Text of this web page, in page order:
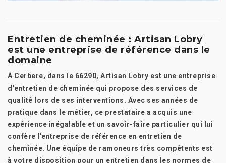
Entretien de cheminée : Artisan Lobry
est une entreprise de référence dans le
domaine
À Cerbere, dans le 66290, Artisan Lobry est une entreprise
d’entretien de cheminée qui propose des services de
qualité lors de ses interventions. Avec ses années de
pratique dans le métier, ce prestataire a acquis une
expérience inégalable et un savoir-faire particulier qui lui
confère l’entreprise de référence en entretien de
cheminée. Une équipe de ramoneurs très compétents est
à votre disposition pour un entretien dans les normes de